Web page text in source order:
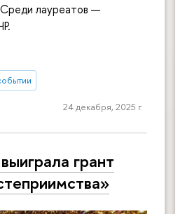
лауреатов —
24 декабря, 2025 г.
грант